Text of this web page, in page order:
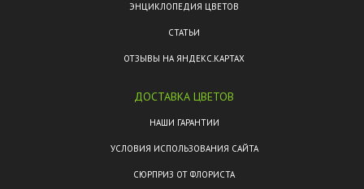
ЭНЦИКЛОПЕДИЯ ЦВЕТОВ
СТАТЬИ
ОТЗЫВЫ НА ЯНДЕКС.КАРТАХ
ДОСТАВКА ЦВЕТОВ
НАШИ ГАРАНТИИ
УСЛОВИЯ ИСПОЛЬЗОВАНИЯ САЙТА
СЮРПРИЗ ОТ ФЛОРИСТА